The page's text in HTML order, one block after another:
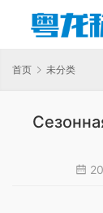
首页 未分类